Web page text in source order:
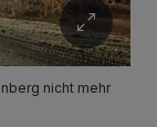
nicht mehr